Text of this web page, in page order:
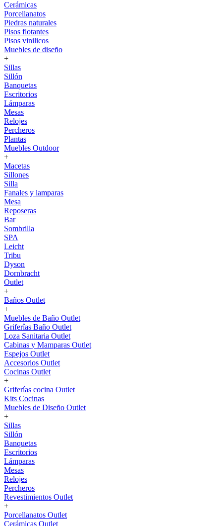
Cerámicas
Porcellanatos
Piedras naturales
Pisos flotantes
Pisos vinilicos
Muebles de diseño
+
Sillas
Sillón
Banquetas
Escritorios
Lámparas
Mesas
Relojes
Percheros
Plantas
Muebles Outdoor
+
Macetas
Sillones
Silla
Fanales y lamparas
Mesa
Reposeras
Bar
Sombrilla
SPA
Leicht
Tribu
Dyson
Dornbracht
Outlet
+
Baños Outlet
+
Muebles de Baño Outlet
Griferîas Baño Outlet
Loza Sanitaria Outlet
Cabinas y Mamparas Outlet
Espejos Outlet
Accesorios Outlet
Cocinas Outlet
+
Griferías cocina Outlet
Kits Cocinas
Muebles de Diseño Outlet
+
Sillas
Sillón
Banquetas
Escritorios
Lámparas
Mesas
Relojes
Percheros
Revestimientos Outlet
+
Porcellanatos Outlet
Cerámicas Outlet